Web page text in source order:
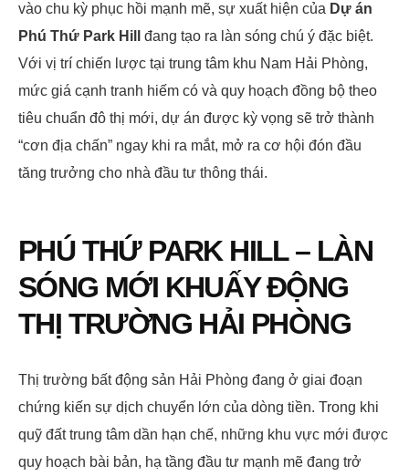
vào chu kỳ phục hồi mạnh mẽ, sự xuất hiện của Dự án
Phú Thứ Park Hill
đang tạo ra làn sóng chú ý đặc biệt.
Với vị trí chiến lược tại trung tâm khu Nam Hải Phòng,
mức giá cạnh tranh hiếm có và quy hoạch đồng bộ theo
tiêu chuẩn đô thị mới, dự án được kỳ vọng sẽ trở thành
“cơn địa chấn” ngay khi ra mắt, mở ra cơ hội đón đầu
tăng trưởng cho nhà đầu tư thông thái.
PHÚ THỨ PARK HILL – LÀN
SÓNG MỚI KHUẤY ĐỘNG
THỊ TRƯỜNG HẢI PHÒNG
Thị trường bất động sản Hải Phòng đang ở giai đoạn
chứng kiến sự dịch chuyển lớn của dòng tiền. Trong khi
quỹ đất trung tâm dần hạn chế, những khu vực mới được
quy hoạch bài bản, hạ tầng đầu tư mạnh mẽ đang trở